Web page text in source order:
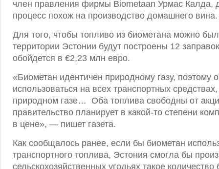
член правления фирмы Biometaan Урмас Калда,
процесс похож на производство домашнего вина.
Для того, чтобы топливо из биометана можно
территории Эстонии будут построены 12
обойдется в €2,23 млн евро.
«Биометан идентичен природному газу, поэтому
использоваться на всех транспортных
природном газе… Оба топлива свободны от
правительство планирует в какой-то степени
в цене», — пишет газета.
Как сообщалось ранее, если бы биометан
транспортного топлива, Эстония смогла бы
сельскохозяйственных угодьях такое